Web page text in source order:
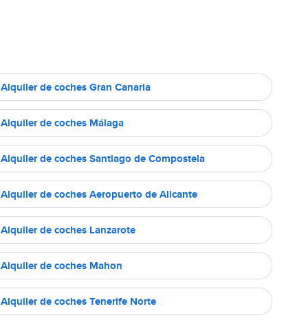
Alquiler de coches Gran Canaria
Alquiler de coches Málaga
Alquiler de coches Santiago de Compostela
Alquiler de coches Aeropuerto de Alicante
Alquiler de coches Lanzarote
Alquiler de coches Mahon
Alquiler de coches Tenerife Norte